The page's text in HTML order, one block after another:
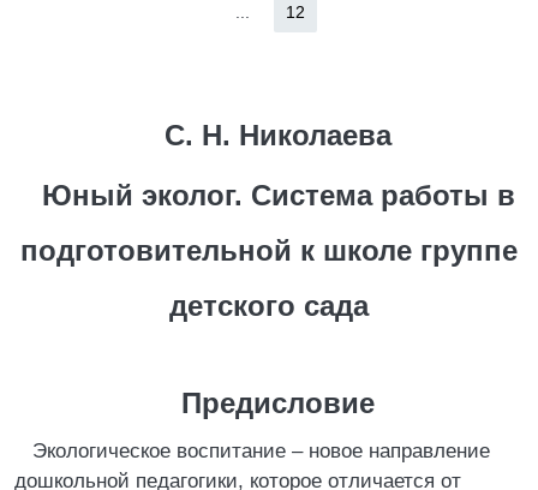
12
С. Н. Николаева
Юный эколог. Система работы в
подготовительной к школе группе
детского сада
Предисловие
Экологическое воспитание – новое направление
дошкольной педагогики, которое отличается от